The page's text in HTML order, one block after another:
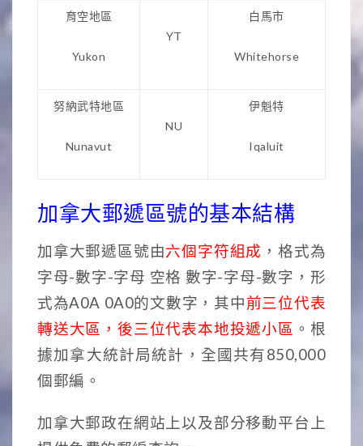
育空地區
Yukon
YT
白馬市
Whitehorse
努納武特地區
Nunavut
NU
伊魁特
Iqaluit
加拿大郵遞區號的基本結構
加拿大郵遞區號由六個字符組成 ，格式為
字母-數字-字母 空格 數字-字母-數字，形
式為A0A 0A0的文數字，其中前三位代表
轉送大區，後三位代表本地投遞小區 。根
據加拿大統計局統計，全國共有850,000
個郵編。
加拿大郵政在網站上以及部分移動平台上